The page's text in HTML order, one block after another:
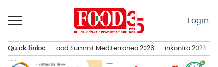
al
Login
principale
Quick links: Food Summit Mediterraneo 2026 Linkontro 2026